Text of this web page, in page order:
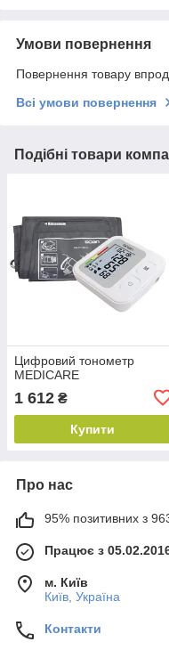
Умови повернення
Повернення товару
Всі умови повернення
Подібні товари
Цифровий тонометр
MEDICARE
1 612 ₴
Купити
Про нас
95% позитивних з 963
Працює з
м. Київ
Київ, Україна
Контакти